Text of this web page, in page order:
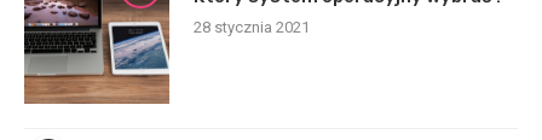
28 stycznia 2021